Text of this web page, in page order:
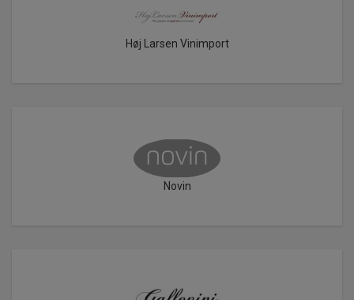
Høj Larsen Vinimport
Novin